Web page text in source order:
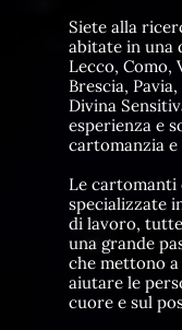
Siete alla
abitate in una
Lecco, Como,
Brescia,
Divina
esperienza e
cartomanzia e
Le cartomanti
specializzate
di lavoro,
una grande
che mettono
aiutare le
cuore e sul